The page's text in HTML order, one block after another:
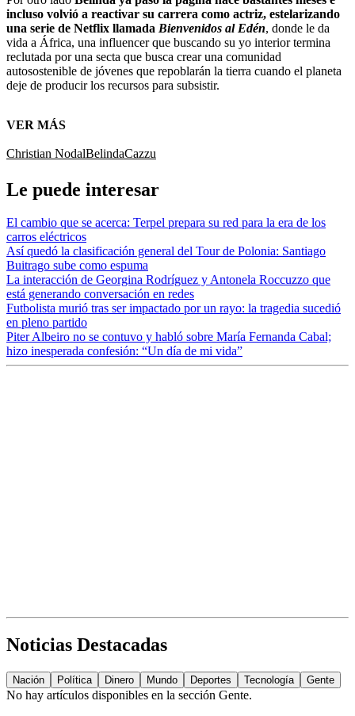
incluso volvió a reactivar su carrera como actriz, estelarizando
una serie de Netflix llamada Bienvenidos al Edén, donde le da
vida a África, una influencer que buscando su yo interior termina
reclutada por una secta que busca crear una comunidad
autosostenible de jóvenes que repoblarán la tierra cuando el planeta
deje de producir los recursos para subsistir.
VER MÁS
Christian NodalBelindaCazzu
Le puede interesar
El cambio que se acerca: Terpel prepara su red para la era de los
carros eléctricos
Así quedó la clasificación general del Tour de Polonia: Santiago
Buitrago sube como espuma
La interacción de Georgina Rodríguez y Antonela Roccuzzo que
está generando conversación en redes
Futbolista murió tras ser impactado por un rayo: la tragedia sucedió
en pleno partido
Piter Albeiro no se contuvo y habló sobre María Fernanda Cabal;
hizo inesperada confesión: “Un día de mi vida”
Noticias Destacadas
Nación Política Dinero Mundo Deportes Tecnología Gente
No hay artículos disponibles en la sección Gente.